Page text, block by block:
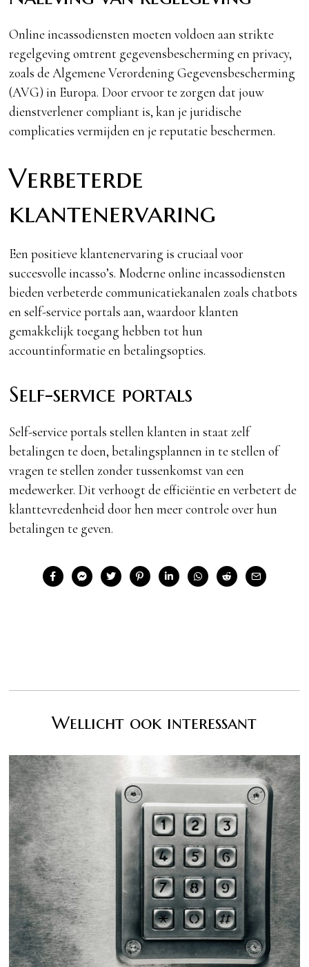
Online incassodiensten moeten voldoen aan strikte
regelgeving omtrent gegevensbescherming en privacy,
zoals de Algemene Verordening Gegevensbescherming
(AVG) in Europa. Door ervoor te zorgen dat jouw
dienstverlener compliant is, kan je juridische
complicaties vermijden en je reputatie beschermen.
Verbeterde
klantenervaring
Een positieve klantenervaring is cruciaal voor
succesvolle incasso’s. Moderne online incassodiensten
bieden verbeterde communicatiekanalen zoals chatbots
en self-service portals aan, waardoor klanten
gemakkelijk toegang hebben tot hun
accountinformatie en betalingsopties.
Self-service portals
Self-service portals stellen klanten in staat zelf
betalingen te doen, betalingsplannen in te stellen of
vragen te stellen zonder tussenkomst van een
medewerker. Dit verhoogt de efficiëntie en verbetert de
klanttevredenheid door hen meer controle over hun
betalingen te geven.
Wellicht ook interessant